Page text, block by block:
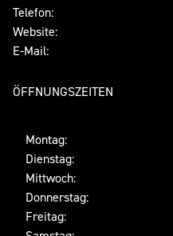
Telefon:
Website:
E-Mail:
ÖFFNUNGSZEITEN
Montag:
Dienstag:
Mittwoch:
Donnerstag:
Freitag: